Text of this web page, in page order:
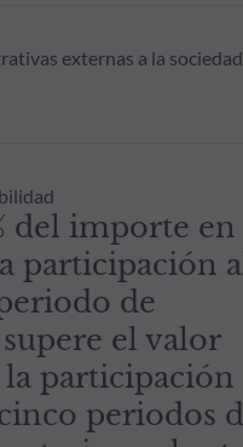
externas a la sociedad
del importe en
participación
de
el valor
participación
periodos